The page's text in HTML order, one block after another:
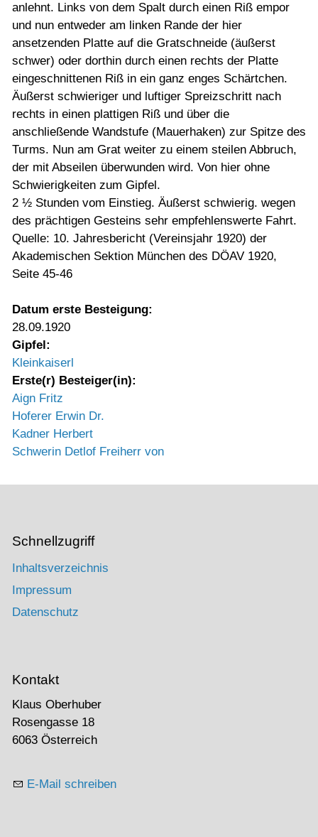
anlehnt. Links von dem Spalt durch einen Riß empor
und nun entweder am linken Rande der hier
ansetzenden Platte auf die Gratschneide (äußerst
schwer) oder dorthin durch einen rechts der Platte
eingeschnittenen Riß in ein ganz enges Schärtchen.
Äußerst schwieriger und luftiger Spreizschritt nach
rechts in einen plattigen Riß und über die
anschließende Wandstufe (Mauerhaken) zur Spitze des
Turms. Nun am Grat weiter zu einem steilen Abbruch,
der mit Abseilen überwunden wird. Von hier ohne
Schwierigkeiten zum Gipfel.
2 ½ Stunden vom Einstieg. Äußerst schwierig. wegen
des prächtigen Gesteins sehr empfehlenswerte Fahrt.
Quelle: 10. Jahresbericht (Vereinsjahr 1920) der
Akademischen Sektion München des DÖAV 1920,
Seite 45-46
Datum erste Besteigung:
28.09.1920
Gipfel:
Kleinkaiserl
Erste(r) Besteiger(in):
Aign Fritz
Hoferer Erwin Dr.
Kadner Herbert
Schwerin Detlof Freiherr von
Schnellzugriff
Inhaltsverzeichnis
Impressum
Datenschutz
Kontakt
Klaus Oberhuber
Rosengasse 18
6063 Österreich
E-Mail schreiben